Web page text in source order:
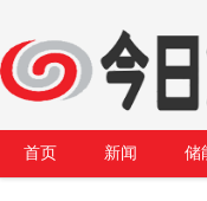
首页 新闻 储